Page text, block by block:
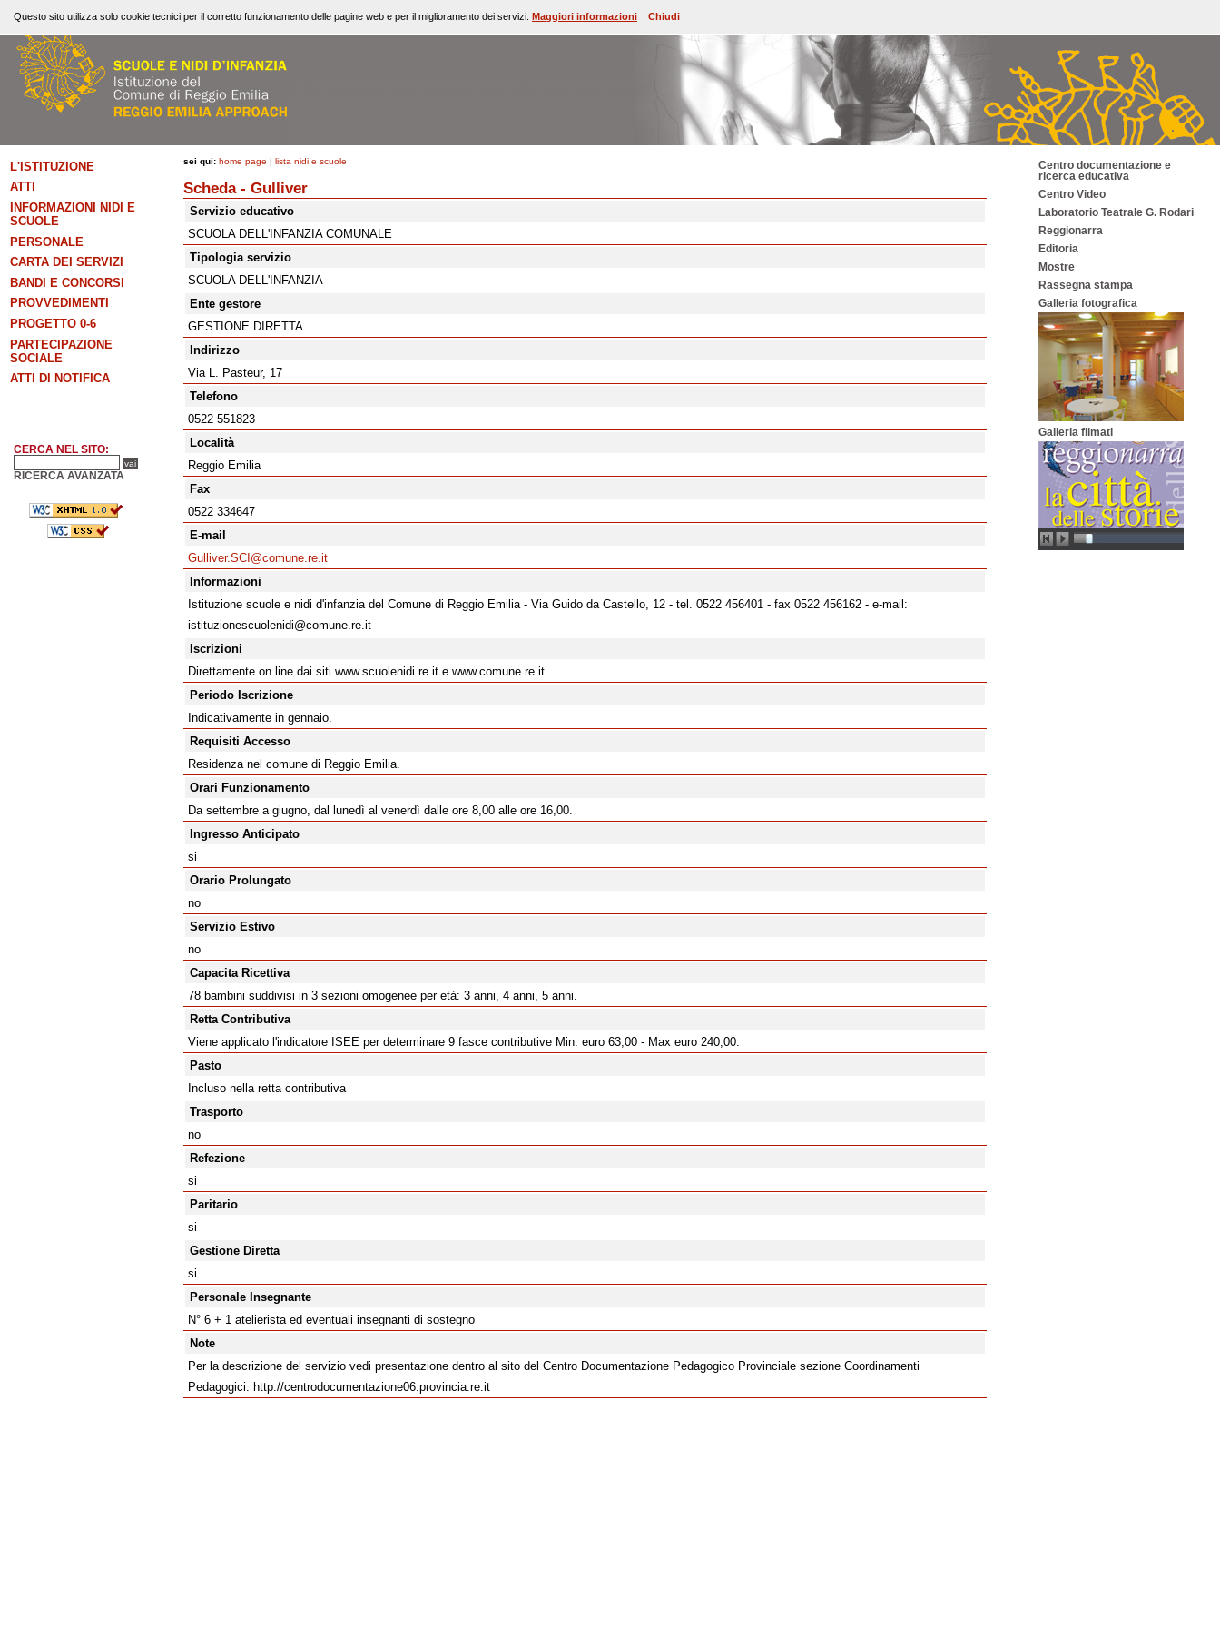
sei qui: home page | lista nidi e scuole
Scheda - Gulliver
Servizio educativo
SCUOLA DELL'INFANZIA COMUNALE
Tipologia servizio
SCUOLA DELL'INFANZIA
Ente gestore
GESTIONE DIRETTA
Indirizzo
Via L. Pasteur, 17
Telefono
0522 551823
Località
Reggio Emilia
Fax
0522 334647
E-mail
Gulliver.SCI@comune.re.it
Informazioni
Istituzione scuole e nidi d'infanzia del Comune di Reggio Emilia - Via Guido da Castello, 12 - tel. 0522 456401 - fax 0522 456162 - e-mail:
istituzionescuolenidi@comune.re.it
Iscrizioni
Direttamente on line dai siti www.scuolenidi.re.it e www.comune.re.it.
Periodo Iscrizione
Indicativamente in gennaio.
Requisiti Accesso
Residenza nel comune di Reggio Emilia.
Orari Funzionamento
Da settembre a giugno, dal lunedì al venerdì dalle ore 8,00 alle ore 16,00.
Ingresso Anticipato
si
Orario Prolungato
no
Servizio Estivo
no
Capacita Ricettiva
78 bambini suddivisi in 3 sezioni omogenee per età: 3 anni, 4 anni, 5 anni.
Retta Contributiva
Viene applicato l'indicatore ISEE per determinare 9 fasce contributive Min. euro 63,00 - Max euro 240,00.
Pasto
Incluso nella retta contributiva
Trasporto
no
Refezione
si
Paritario
si
Gestione Diretta
si
Personale Insegnante
N° 6 + 1 atelierista ed eventuali insegnanti di sostegno
Note
Per la descrizione del servizio vedi presentazione dentro al sito del Centro Documentazione Pedagogico Provinciale sezione Coordinamenti
Pedagogici. http://centrodocumentazione06.provincia.re.it
Centro documentazione e
ricerca educativa
Centro Video
Laboratorio Teatrale G. Rodari
Reggionarra
Editoria
Mostre
Rassegna stampa
Galleria fotografica
Galleria filmati
L'ISTITUZIONE
ATTI
INFORMAZIONI NIDI E
SCUOLE
PERSONALE
CARTA DEI SERVIZI
BANDI E CONCORSI
PROVVEDIMENTI
PROGETTO 0-6
PARTECIPAZIONE
SOCIALE
ATTI DI NOTIFICA
CERCA NEL SITO:
RICERCA AVANZATA
Questo sito utilizza solo cookie tecnici per il corretto funzionamento delle pagine web e per il miglioramento dei servizi. Maggiori informazioni Chiudi